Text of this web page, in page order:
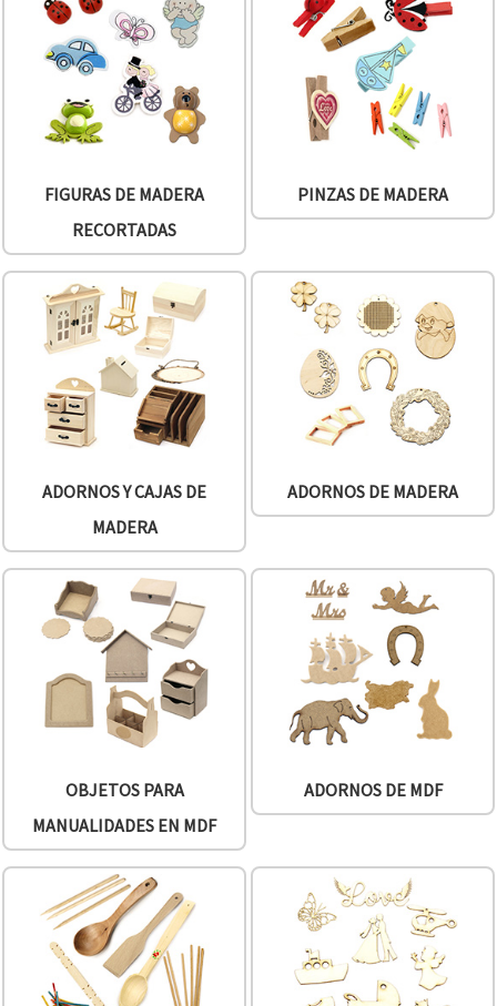
FIGURAS DE MADERA
RECORTADAS
PINZAS DE MADERA
ADORNOS Y CAJAS DE
MADERA
ADORNOS DE MADERA
OBJETOS PARA
MANUALIDADES EN MDF
ADORNOS DE MDF